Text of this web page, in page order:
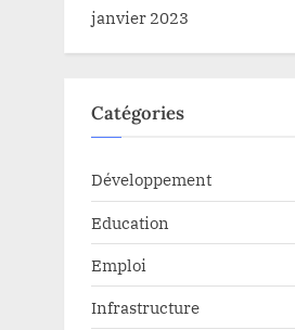
janvier 2023
Catégories
Développement
Education
Emploi
Infrastructure